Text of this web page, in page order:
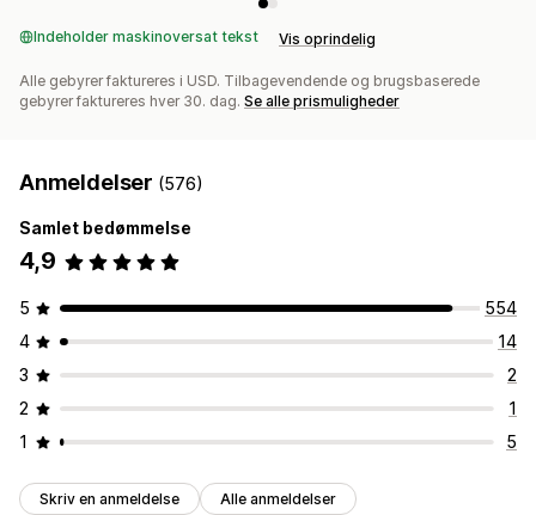
Indeholder maskinoversat tekst Vis oprindelig
Alle gebyrer faktureres i USD. Tilbagevendende og brugsbaserede
gebyrer faktureres hver 30. dag. Se alle prismuligheder
Anmeldelser (576)
Samlet bedømmelse
4,9
5
554
4
14
3
2
2
1
1
5
Skriv en anmeldelse Alle anmeldelser